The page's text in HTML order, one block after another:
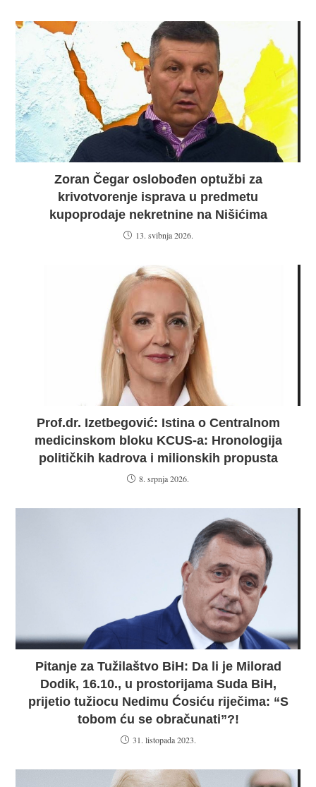
Zoran Čegar oslobođen optužbi za
krivotvorenje isprava u predmetu
kupoprodaje nekretnine na Nišićima
13. svibnja 2026.
Prof.dr. Izetbegović: Istina o Centralnom
medicinskom bloku KCUS-a: Hronologija
političkih kadrova i milionskih propusta
8. srpnja 2026.
Pitanje za Tužilaštvo BiH: Da li je Milorad
Dodik, 16.10., u prostorijama Suda BiH,
prijetio tužiocu Nedimu Ćosiću riječima: “S
tobom ću se obračunati”?!
31. listopada 2023.